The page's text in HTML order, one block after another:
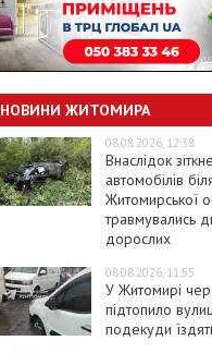
НОВИНИ ЖИТОМИРА
08.08.2026, 12:38
Внаслідок
автомобілів
Житомирської
травмувались
дорослих
08.08.2026, 11:55
У Житомирі
підтопило
подекуди